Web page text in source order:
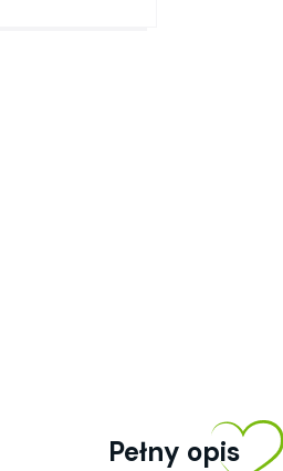
Pełny opis